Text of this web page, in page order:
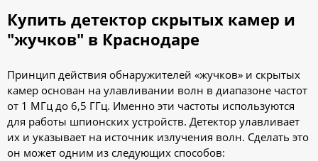
Купить детектор скрытых камер и
"жучков" в Краснодаре
Принцип действия обнаружителей «жучков» и скрытых
камер основан на улавливании волн в диапазоне частот
от 1 МГц до 6,5 ГГц. Именно эти частоты используются
для работы шпионских устройств. Детектор улавливает
их и указывает на источник излучения волн. Сделать это
он может одним из следующих способов: